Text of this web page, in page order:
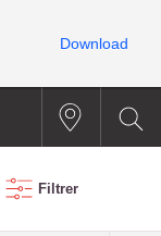
Filtrer
Download